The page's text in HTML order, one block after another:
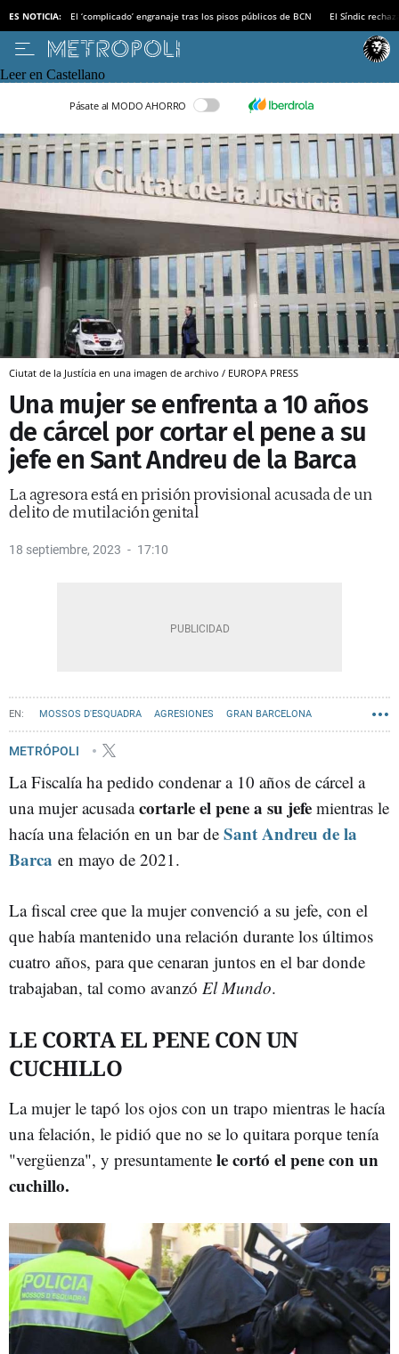
ES NOTICIA: El ‘complicado’ engranaje tras los pisos públicos de BCN El Síndic
Leer en Castellano
Pásate al MODO AHORRO
Ciutat de la Justícia en una imagen de archivo / EUROPA PRESS
Una mujer se enfrenta a 10 años
de cárcel por cortar el pene a su
jefe en Sant Andreu de la Barca
La agresora está en prisión provisional acusada de un
delito de mutilación genital
18 septiembre, 2023 17:10
MOSSOS D'ESQUADRA AGRESIONES GRAN BARCELONA
METRÓPOLI
La Fiscalía ha pedido condenar a 10 años de cárcel a
una mujer acusadacortarle el pene a su jefe mientras le
hacía una felación en un bar de Sant Andreu de la
Barca en mayo de 2021.
La fiscal cree que la mujer convenció a su jefe, con el
que había mantenido una relación durante los últimos
cuatro años, para que cenaran juntos en el bar donde
trabajaban, tal como avanzó El Mundo.
LE CORTA EL PENE CON UN
CUCHILLO
La mujer le tapó los ojos con un trapo mientras le hacía
una felación, le pidió que no se lo quitara porque tenía
"vergüenza", y presuntamente le cortó el pene con un
cuchillo.